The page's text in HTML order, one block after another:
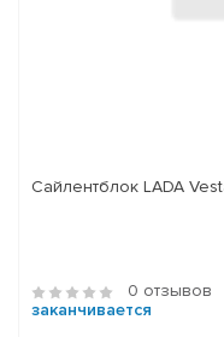
Сайлентблок LADA
0 отзывов
заканчивается